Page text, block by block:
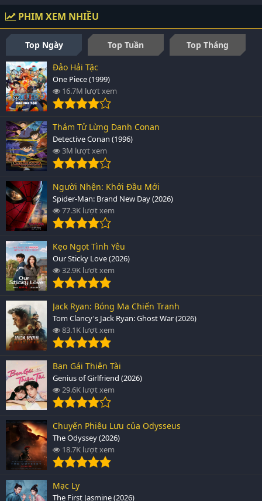
PHIM XEM NHIỀU
Top Ngày Top Tuần
Top Tháng
Đảo Hải Tặc
One Piece (1999)
16.7M lượt xem
Thám Tử Lừng Danh Conan
Detective Conan (1996)
3M lượt xem
Người Nhện: Khởi Đầu Mới
Spider-Man: Brand New Day (2026)
77.3K lượt xem
Kẹo Ngọt Tình Yêu
Our Sticky Love (2026)
32.9K lượt xem
Jack Ryan: Bóng Ma Chiến Tranh
Tom Clancy's Jack Ryan: Ghost War (2026)
83.1K lượt xem
Bạn Gái Thiên Tài
Genius of Girlfriend (2026)
29.6K lượt xem
Chuyến Phiêu Lưu của Odysseus
The Odyssey (2026)
18.7K lượt xem
Mạc Ly
The First Jasmine (2026)